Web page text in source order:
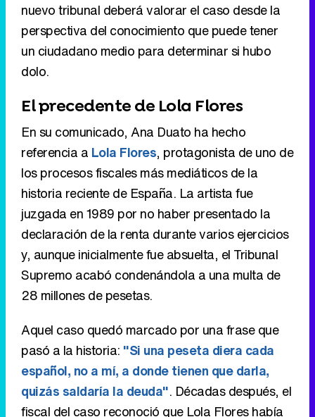
nuevo tribunal deberá valorar el caso desde la
perspectiva del conocimiento que puede tener
un ciudadano medio para determinar si hubo
dolo.
El precedente de Lola Flores
En su comunicado, Ana Duato ha hecho
referencia a Lola Flores, protagonista de uno de
los procesos fiscales más mediáticos de la
historia reciente de España. La artista fue
juzgada en 1989 por no haber presentado la
declaración de la renta durante varios ejercicios
y, aunque inicialmente fue absuelta, el Tribunal
Supremo acabó condenándola a una multa de
28 millones de pesetas.
Aquel caso quedó marcado por una frase que
pasó a la historia: "Si una peseta diera cada
español, no a mí, a donde tienen que darla,
quizás saldaría la deuda". Décadas después, el
fiscal del caso reconoció que Lola Flores había